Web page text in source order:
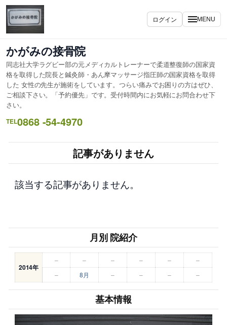
内
容
を
キ
ッ
プ
ログイン MENU
かがみの接骨院
同志社大学ラグビー部の元メディカルトレーナーで柔道整復師の国家資
格を取得した院長と鍼灸師・あん摩マッサージ指圧師の国家資格を取得
した 女性の先生が施術をしています。つらい痛みでお困りの方はぜひ、
ご相談下さい。「予約優先」です。受付時間内にお気軽にお問合わせ下
さい。
TEL0868 -54-4970
記事がありません
該当する記事がありません。
月別 院紹介
2014年
– – – – –
–
–
8月 – – – –
基本情報